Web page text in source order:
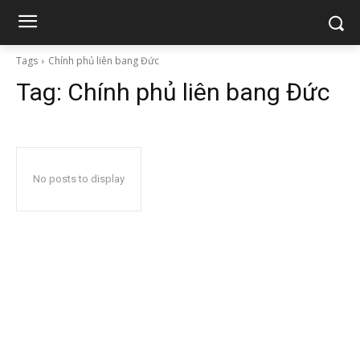
Tags Chính phủ liên bang Đức
Tag: Chính phủ liên bang Đức
No posts to display